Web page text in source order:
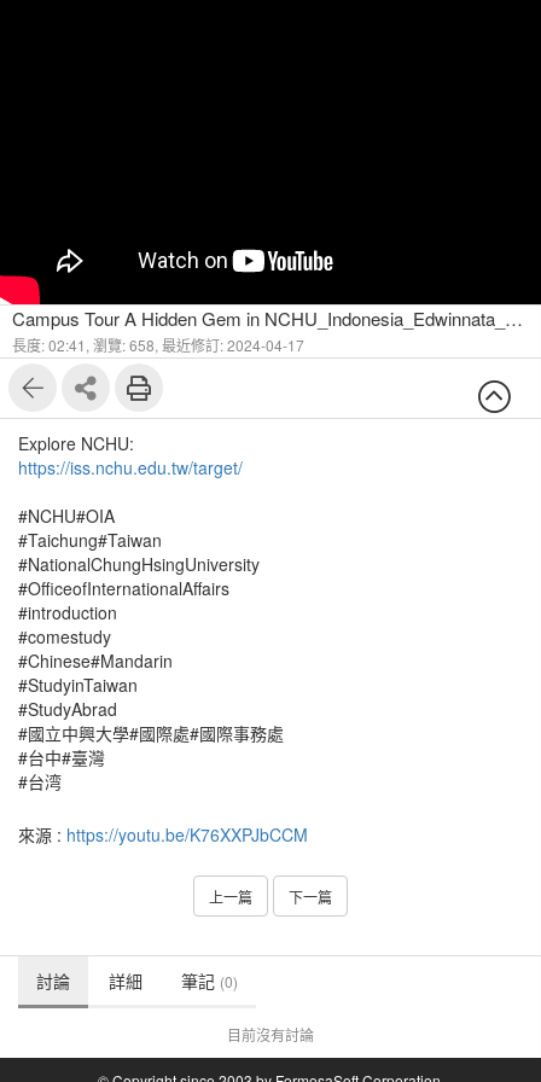
Campus Tour A Hidden Gem in NCHU_Indonesia_Edwinnata_Taiwan
長度: 02:41, 瀏覽: 658, 最近修訂: 2024-04-17
Explore NCHU:
https://iss.nchu.edu.tw/target/
#NCHU#OIA
#Taichung#Taiwan
#NationalChungHsingUniversity
#OfficeofInternationalAffairs
#introduction
#comestudy
#Chinese#Mandarin
#StudyinTaiwan
#StudyAbrad
#國立中興大學#國際處#國際事務處
#台中#臺灣
#台湾
來源 : https://youtu.be/K76XXPJbCCM
上一篇 下一篇
討論 詳細 筆記 (0)
目前沒有討論